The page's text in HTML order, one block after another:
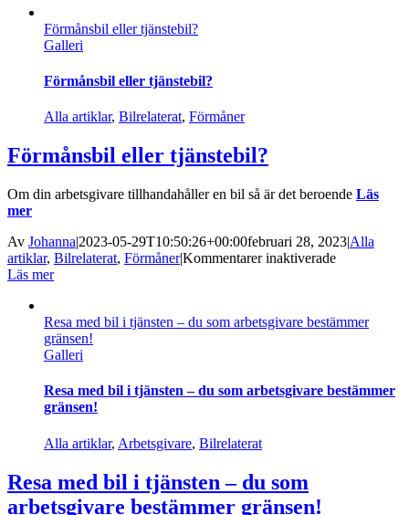
Förmånsbil eller tjänstebil?
Galleri
Förmånsbil eller tjänstebil?
Alla artiklar, Bilrelaterat, Förmåner
Förmånsbil eller tjänstebil?
Om din arbetsgivare tillhandahåller en bil så är det beroende Läs
mer
Av Johanna|2023-05-29T10:50:26+00:00februari 28, 2023|Alla
artiklar, Bilrelaterat, Förmåner|Kommentarer inaktiveradeför
Läs mer
Resa med bil i tjänsten – du som arbetsgivare bestämmer
gränsen!
Galleri
Resa med bil i tjänsten – du som arbetsgivare bestämmer
gränsen!
Alla artiklar, Arbetsgivare, Bilrelaterat
Resa med bil i tjänsten – du som
arbetsgivare bestämmer gränsen!